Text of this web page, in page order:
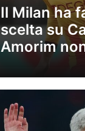
Il Milan ha
scelta su
Amorim